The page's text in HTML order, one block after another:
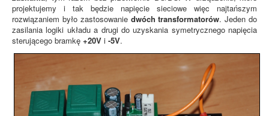
projektujemy i tak będzie napięcie sieciowe więc najtańszym
rozwiązaniem było zastosowanie dwóch transformatorów. Jeden do
zasilania logiki układu a drugi do uzyskania symetrycznego napięcia
sterującego bramkę +20V i -5V.